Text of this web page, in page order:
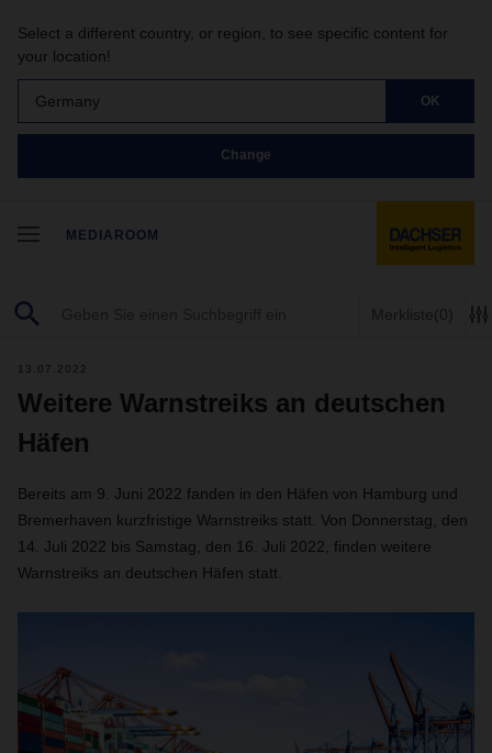
Select a different country, or region, to see specific content for
your location!
Germany OK
Change
MEDIAROOM
Merkliste(0)
13.07.2022
Weitere Warnstreiks an deutschen
Häfen
Bereits am 9. Juni 2022 fanden in den Häfen von Hamburg und
Bremerhaven kurzfristige Warnstreiks statt. Von Donnerstag, den
14. Juli 2022 bis Samstag, den 16. Juli 2022, finden weitere
Warnstreiks an deutschen Häfen statt.